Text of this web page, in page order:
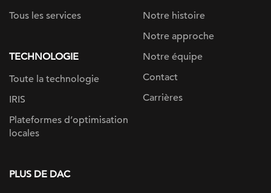
Tous les services
TECHNOLOGIE
Toute la technologie
IRIS
Plateformes d’optimisation
locales
Notre histoire
Notre approche
Notre équipe
Contact
Carrières
PLUS DE DAC